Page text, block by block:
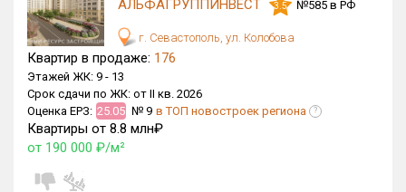
₽/м² млн ₽
Цена
от
Общая площадь, м²
от
Срок сдачи
от Сдан в 2016
АЛЬФАГРУППИНВЕСТ 3.5 №585 в РФ
г. Севастополь, ул. Колобова
Квартир в продаже: 176
Этажей ЖК: 9 - 13
Срок сдачи по ЖК: от II кв. 2026
Оценка ЕРЗ: 25.05 № 9 в ТОП новостроек региона ?
Квартиры от 8.8 млн₽
от 190 000 ₽/м²